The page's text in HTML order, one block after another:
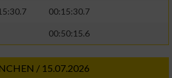
00:15:30.7
00:50:15.6
/ 15.07.2026